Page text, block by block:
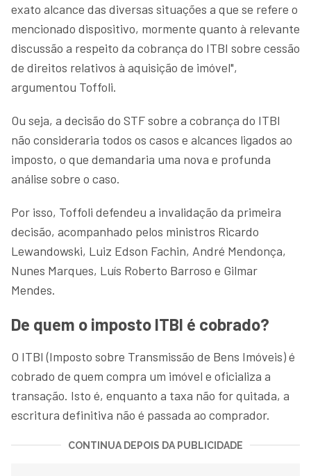
exato alcance das diversas situações a que se refere o
mencionado dispositivo, mormente quanto à relevante
discussão a respeito da cobrança do ITBI sobre cessão
de direitos relativos à aquisição de imóvel",
argumentou Toffoli.
Ou seja, a decisão do STF sobre a cobrança do ITBI
não consideraria todos os casos e alcances ligados ao
imposto, o que demandaria uma nova e profunda
análise sobre o caso.
Por isso, Toffoli defendeu a invalidação da primeira
decisão, acompanhado pelos ministros Ricardo
Lewandowski, Luiz Edson Fachin, André Mendonça,
Nunes Marques, Luís Roberto Barroso e Gilmar
Mendes.
De quem o imposto ITBI é cobrado?
O ITBI (Imposto sobre Transmissão de Bens Imóveis) é
cobrado de quem compra um imóvel e oficializa a
transação. Isto é, enquanto a taxa não for quitada, a
escritura definitiva não é passada ao comprador.
CONTINUA DEPOIS DA PUBLICIDADE